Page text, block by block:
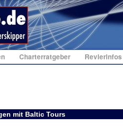
Charterratgeber
mit Baltic Tours